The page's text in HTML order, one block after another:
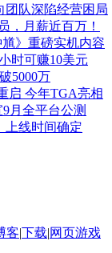
团队深陷经营困局
，月薪近百万！
》重磅实机内容
时可赚10美元
5000万
启 今年TGA亮相
月全平台公测
上线时间确定
客|下载|网页游戏